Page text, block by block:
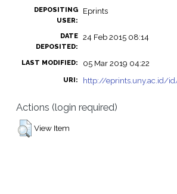
DEPOSITING
USER:
Eprints
DATE
DEPOSITED:
24 Feb 2015 08:14
LAST MODIFIED: 05 Mar 2019 04:22
URI: http://eprints.uny.ac.id/
Actions (login required)
View Item